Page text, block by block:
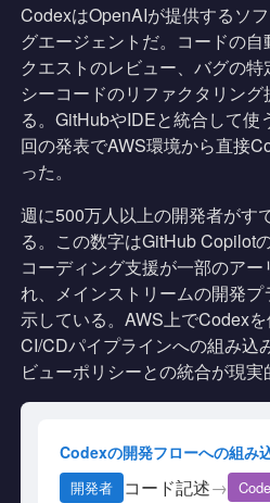
CodexはOpenAIが提供するソ
グエージェントだ。コードの
クエストのレビュー、バグの
シーコードのリファクタリン
る。GitHubやIDEと統合して使
回の発表でAWS環境から直接
った。
週に500万人以上の開発者がす
る。この数字はGitHub Copilot
コーディング支援が一部のア
れ、メインストリームの開発
示している。AWS上でCodexを
CI/CDパイプラインへの組み込
ビューポリシーとの統合が現実
Codexの開発フローへの組み
開発者 コード記述→